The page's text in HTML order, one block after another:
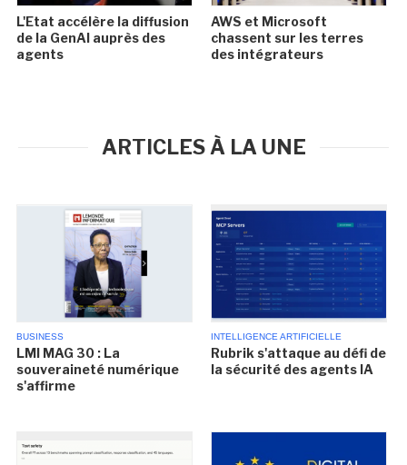
L'Etat accélère la diffusion
de la GenAI auprès des
agents
AWS et Microsoft
chassent sur les terres
des intégrateurs
ARTICLES À LA UNE
BUSINESS
LMI MAG 30 : La
souveraineté numérique
s'affirme
INTELLIGENCE ARTIFICIELLE
Rubrik s'attaque au défi de
la sécurité des agents IA